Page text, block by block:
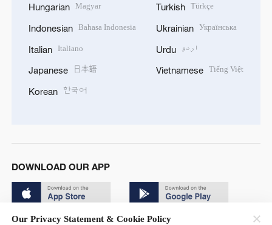
Hungarian Magyar
Indonesian Bahasa Indonesia
Italian Italiano
Japanese 日本語
Korean 한국어
Turkish Türkçe
Ukrainian Українська
Urdu اردو
Vietnamese Tiếng Việt
DOWNLOAD OUR APP
Our Privacy Statement & Cookie Policy